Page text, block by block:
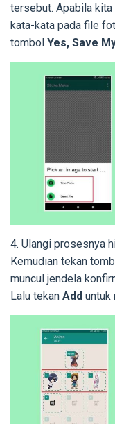
tersebut. Apabila kita
kata-kata pada file
tombol Yes, Save
4. Ulangi prosesnya
Kemudian tekan
muncul jendela
Lalu tekan Add untuk